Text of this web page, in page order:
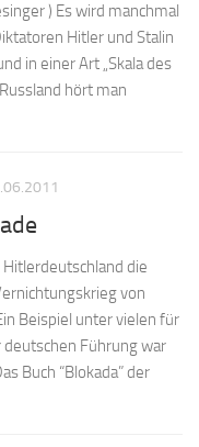
) Es wird manchmal
Hitler und Stalin
in einer Art „Skala des
hört man
die
von
Beispiel unter vielen für
Führung war
Buch “Blokada” der